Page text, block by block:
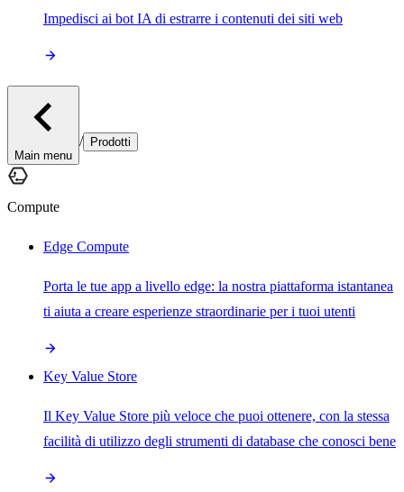
Impedisci ai bot IA di estrarre i contenuti dei siti web
Main menu
/ Prodotti
Compute
Edge Compute
Porta le tue app a livello edge: la nostra piattaforma istantanea
ti aiuta a creare esperienze straordinarie per i tuoi utenti
Key Value Store
Il Key Value Store più veloce che puoi ottenere, con la stessa
facilità di utilizzo degli strumenti di database che conosci bene